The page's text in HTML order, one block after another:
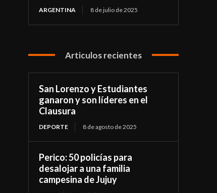
ARGENTINA 8 de julio de 2025
Articulos recientes
San Lorenzo y Estudiantes
ganaron y son líderes en el
Clausura
DEPORTE 8 de agosto de 2025
Perico: 50 policías para
desalojar a una familia
campesina de Jujuy